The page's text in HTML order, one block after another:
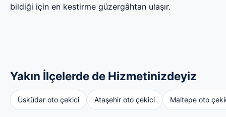
bildiği için en kestirme güzergâhtan ulaşır.
Yakın İlçelerde de Hizmetinizdeyiz
Üsküdar oto çekici Ataşehir oto çekici Maltepe oto